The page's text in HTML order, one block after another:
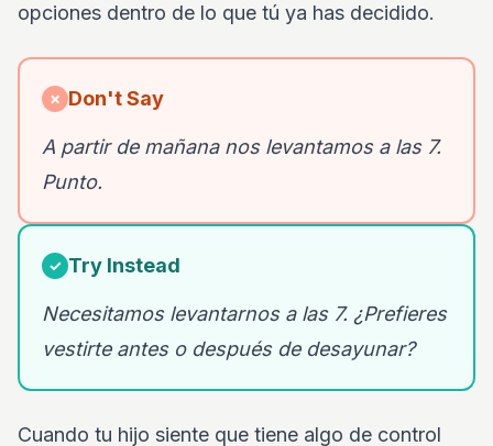
opciones dentro de lo que tú ya has decidido.
✗ Don't Say
A partir de mañana nos levantamos a las 7.
Punto.
✓ Try Instead
Necesitamos levantarnos a las 7. ¿Prefieres
vestirte antes o después de desayunar?
Cuando tu hijo siente que tiene algo de control